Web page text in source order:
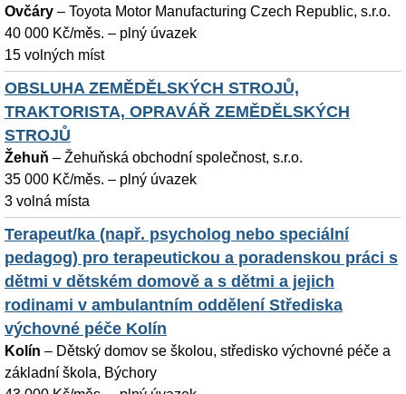
Ovčáry – Toyota Motor Manufacturing Czech Republic, s.r.o.
40 000 Kč/měs. – plný úvazek
15 volných míst
OBSLUHA ZEMĚDĚLSKÝCH STROJŮ,
TRAKTORISTA, OPRAVÁŘ ZEMĚDĚLSKÝCH
STROJŮ
Žehuň – Žehuňská obchodní společnost, s.r.o.
35 000 Kč/měs. – plný úvazek
3 volná místa
Terapeut/ka (např. psycholog nebo speciální
pedagog) pro terapeutickou a poradenskou práci s
dětmi v dětském domově a s dětmi a jejich
rodinami v ambulantním oddělení Střediska
výchovné péče Kolín
Kolín – Dětský domov se školou, středisko výchovné péče a
základní škola, Býchory